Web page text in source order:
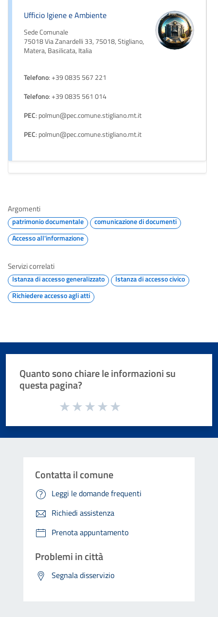
Ufficio Igiene e Ambiente
Sede Comunale
75018 Via Zanardelli 33, 75018, Stigliano,
Matera, Basilicata, Italia
Telefono: +39 0835 567 221
Telefono: +39 0835 561 014
PEC: polmun@pec.comune.stigliano.mt.it
PEC: polmun@pec.comune.stigliano.mt.it
Argomenti
patrimonio documentale
comunicazione di documenti
Accesso all'informazione
Servizi correlati
Istanza di accesso generalizzato
Istanza di accesso civico
Richiedere accesso agli atti
Quanto sono chiare le informazioni su
questa pagina?
Valuta da 1 a 5 stelle la pagina
Contatta il comune
Leggi le domande frequenti
Richiedi assistenza
Prenota appuntamento
Problemi in città
Segnala disservizio